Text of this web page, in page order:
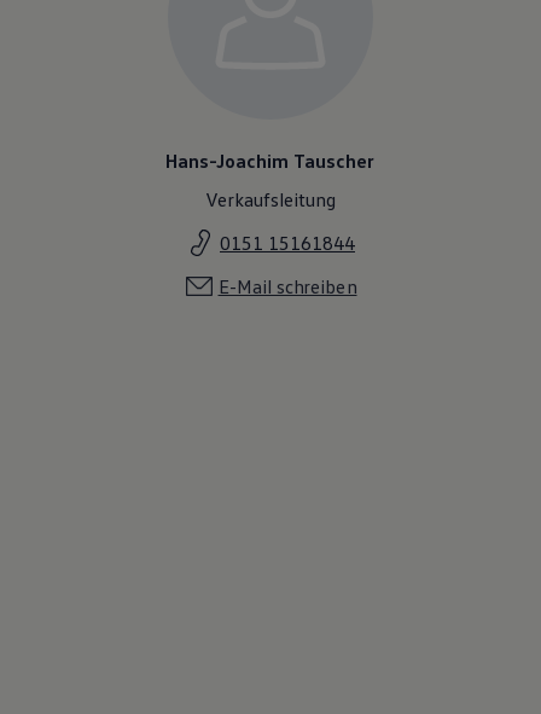
Hans-Joachim Tauscher
Verkaufsleitung
0151 15161844
E-Mail schreiben